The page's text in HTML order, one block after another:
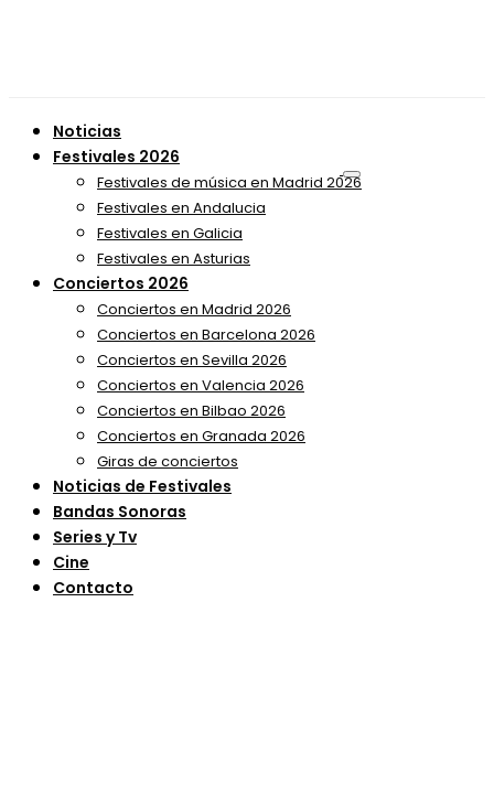
Noticias
Festivales 2026
Festivales de música en Madrid 2026
Festivales en Andalucia
Festivales en Galicia
Festivales en Asturias
Conciertos 2026
Conciertos en Madrid 2026
Conciertos en Barcelona 2026
Conciertos en Sevilla 2026
Conciertos en Valencia 2026
Conciertos en Bilbao 2026
Conciertos en Granada 2026
Giras de conciertos
Noticias de Festivales
Bandas Sonoras
Series y Tv
Cine
Contacto